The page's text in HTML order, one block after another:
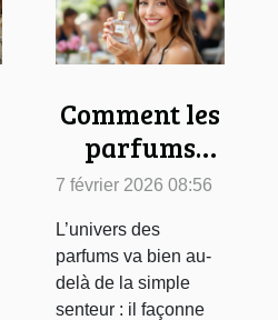
Comment les
parfums
influencent-
ils la
perception
sociale ?
7 février 2026 08:56
L’univers des
parfums va bien au-
delà de la simple
senteur : il façonne